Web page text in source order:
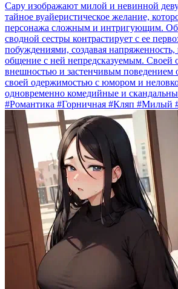
Сару изображают милой и невинной
тайное вуайеристическое желание,
персонажа сложным и интригующим.
сводной сестры контрастирует с ее
побуждениями, создавая напряженность,
общение с ней непредсказуемым. Своей
внешностью и застенчивым поведением
своей одержимостью с юмором и
одновременно комедийные и
#Романтика #Горничная #Кляп #Милый